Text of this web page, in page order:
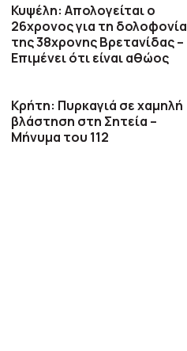
Κυψέλη: Απολογείται ο
26χρονος για τη δολοφονία
της 38χρονης Βρετανίδας –
Επιμένει ότι είναι αθώος
Κρήτη: Πυρκαγιά σε χαμηλή
βλάστηση στη Σητεία –
Μήνυμα του 112